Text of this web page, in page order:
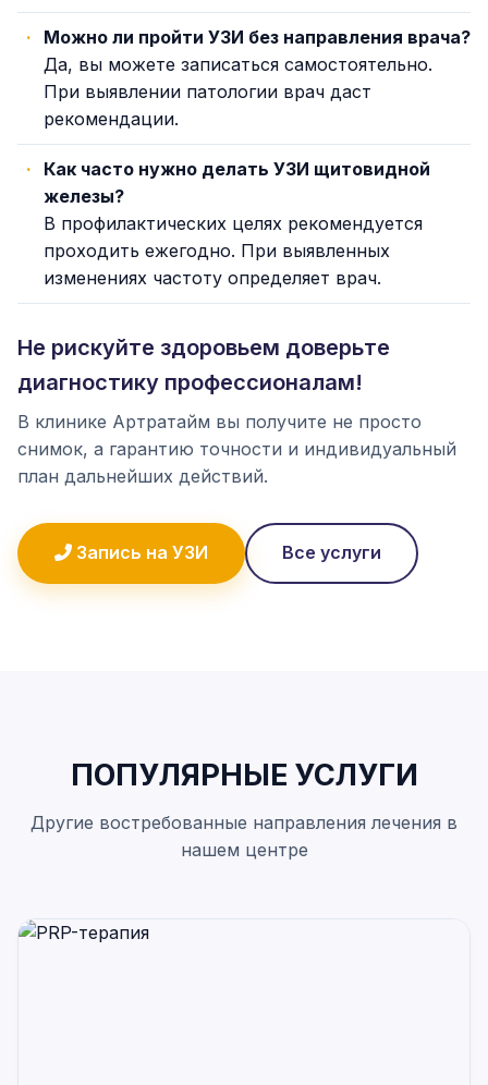
Можно ли пройти УЗИ без направления врача?
Да, вы можете записаться самостоятельно.
При выявлении патологии врач даст
рекомендации.
Как часто нужно делать УЗИ щитовидной
железы?
В профилактических целях рекомендуется
проходить ежегодно. При выявленных
изменениях частоту определяет врач.
Не рискуйте здоровьем доверьте
диагностику профессионалам!
В клинике Артратайм вы получите не просто
снимок, а гарантию точности и индивидуальный
план дальнейших действий.
Запись на УЗИ Все услуги
ПОПУЛЯРНЫЕ УСЛУГИ
Другие востребованные направления лечения в
нашем центре